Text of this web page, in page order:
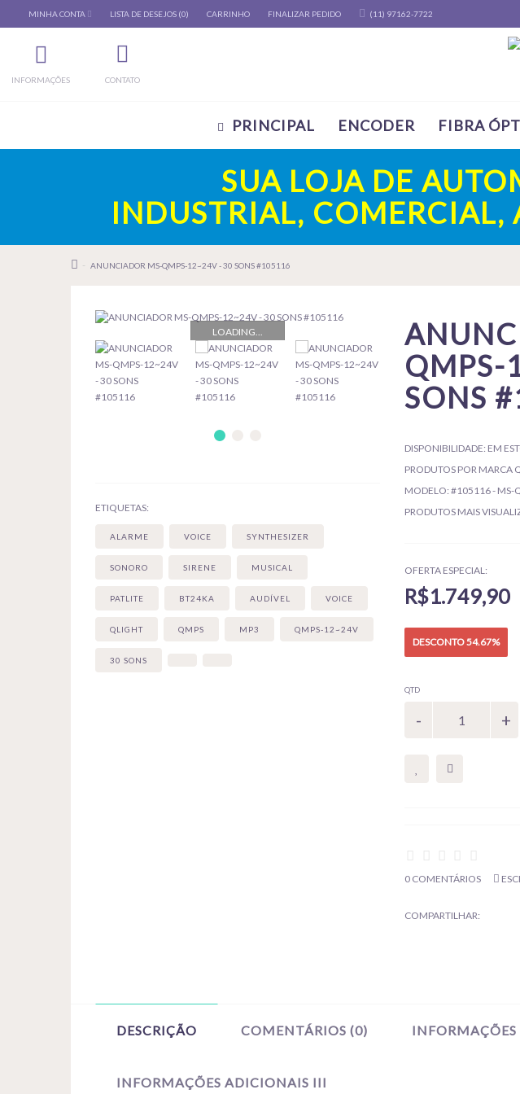
MINHA CONTA LISTA DE DESEJOS (0) CARRINHO FINALIZAR PEDIDO (11) 97162-7722
INFORMAÇÕES CONTATO
PRINCIPAL ENCODER FIBRA
SUA LOJA DE
INDUSTRIAL, COMERCIAL,
ANUNCIADOR MS-QMPS-12~24V - 30 SONS #105116
LOADING...
ETIQUETAS:
ALARME VOICE SYNTHESIZER
SONORO SIRENE MUSICAL
PATLITE BT24KA AUDÍVEL VOICE
QLIGHT QMPS MP3 QMPS-12~24V
30 SONS
QMPS-
SONS
DISPONIBILIDADE: EM
PRODUTOS POR MARCA
MODELO: #105116 - MS-
PRODUTOS MAIS
OFERTA ESPECIAL:
R$1.749,90
DESCONTO 54.67%
QTD
0 COMENTÁRIOS
COMPARTILHAR:
DESCRIÇÃO COMENTÁRIOS (0)
INFORMAÇÕES ADICIONAIS III